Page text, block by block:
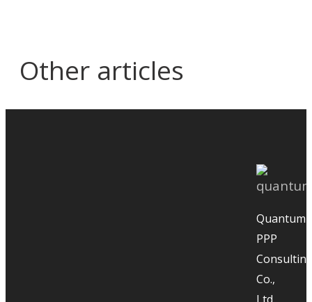
Other articles
Quantum
PPP
Co.,
Ltd.